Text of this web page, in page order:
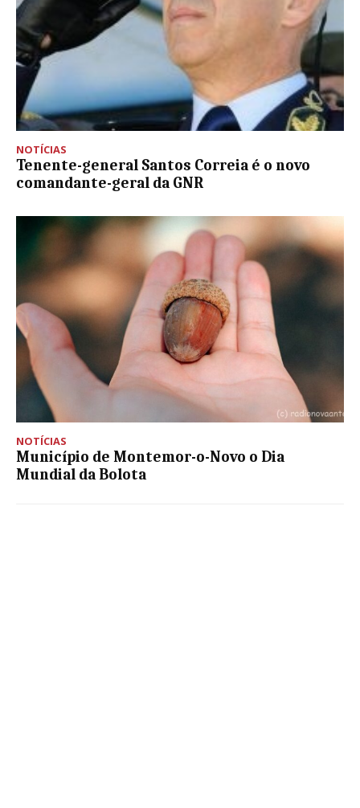
NOTÍCIAS
Tenente-general Santos Correia é o novo
comandante-geral da GNR
NOTÍCIAS
Município de Montemor-o-Novo o Dia
Mundial da Bolota